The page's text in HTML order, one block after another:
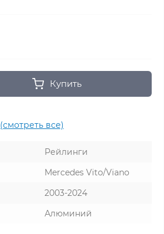
Купить
(смотреть все)
Рейлинги
Mercedes Vito/Viano
2003-2024
Алюминий